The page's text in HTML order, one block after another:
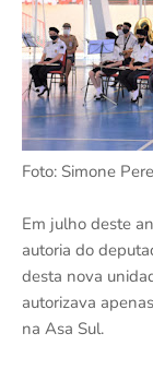
Foto: Simone
Em julho deste
autoria do
desta nova
autorizava
na Asa Sul.